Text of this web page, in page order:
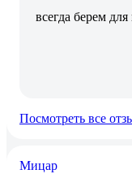
всегда берем
Посмотреть все
Мицар